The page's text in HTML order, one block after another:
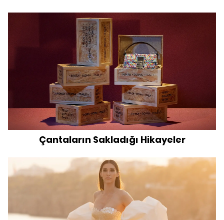
Çantaların Sakladığı Hikayeler